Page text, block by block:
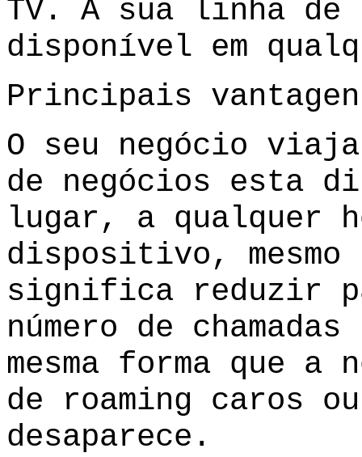
TV. A sua linha de
disponível em
Principais
O seu negócio
de negócios esta
lugar, a qualquer
dispositivo,
significa reduzir
número de
mesma forma que a
de roaming caros
desaparece.